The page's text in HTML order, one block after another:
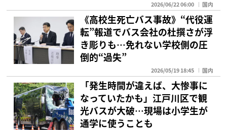
2026/06/22 06:00 国内
《高校生死亡バス事故》“代役運
転”報道でバス会社の杜撰さが浮
き彫りも…免れない学校側の圧
倒的“過失”
2026/05/19 18:45 国内
「発生時間が違えば、大惨事に
なっていたかも」江戸川区で観
光バスが大破…現場は小学生が
通学に使うことも